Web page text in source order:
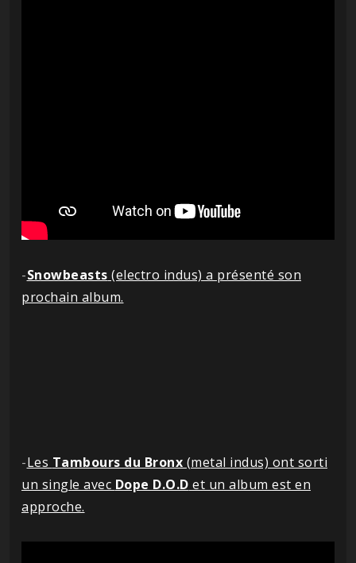
-Snowbeasts (electro indus) a présenté son
prochain album.
-Les Tambours du Bronx (metal indus) ont sorti
un single avec Dope D.O.D et un album est en
approche.